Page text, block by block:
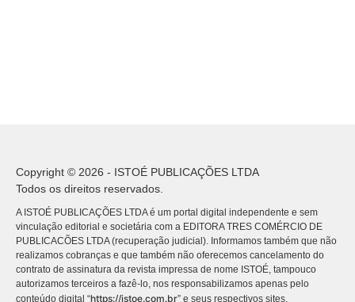
Copyright © 2026 - ISTOÉ PUBLICAÇÕES LTDA
Todos os direitos reservados.
A ISTOÉ PUBLICAÇÕES LTDA é um portal digital independente e sem
vinculação editorial e societária com a EDITORA TRES COMÉRCIO DE
PUBLICACÕES LTDA (recuperação judicial). Informamos também que não
realizamos cobranças e que também não oferecemos cancelamento do
contrato de assinatura da revista impressa de nome ISTOÉ, tampouco
autorizamos terceiros a fazê-lo, nos responsabilizamos apenas pelo
conteúdo digital “https://istoe.com.br” e seus respectivos sites.